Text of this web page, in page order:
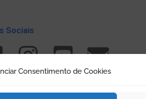
Consentimento de Cookies
Sociais